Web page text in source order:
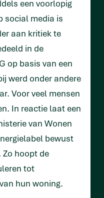
een voorlopig
social media is
aan kritiek te
in de
op basis van een
werd onder andere
Voor veel mensen
In reactie laat een
van Wonen
bewust
hoopt de
tot
hun woning.